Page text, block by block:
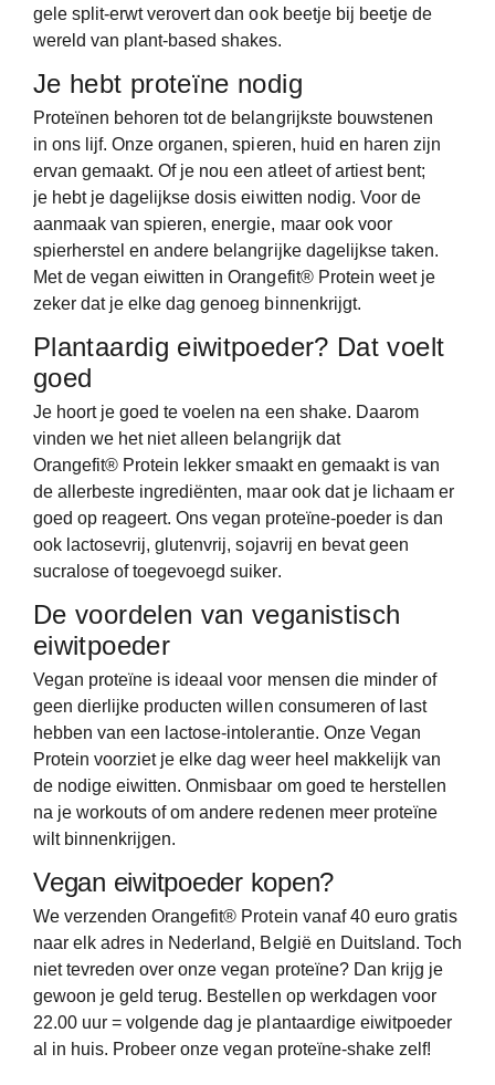
gele split-erwt verovert dan ook beetje bij beetje de
wereld van plant-based shakes.
Je hebt proteïne nodig
Proteïnen behoren tot de belangrijkste bouwstenen
in ons lijf. Onze organen, spieren, huid en haren zijn
ervan gemaakt. Of je nou een atleet of artiest bent;
je hebt je dagelijkse dosis eiwitten nodig. Voor de
aanmaak van spieren, energie, maar ook voor
spierherstel en andere belangrijke dagelijkse taken.
Met de vegan eiwitten in Orangefit® Protein weet je
zeker dat je elke dag genoeg binnenkrijgt.
Plantaardig eiwitpoeder? Dat voelt
goed
Je hoort je goed te voelen na een shake. Daarom
vinden we het niet alleen belangrijk dat
Orangefit® Protein lekker smaakt en gemaakt is van
de allerbeste ingrediënten, maar ook dat je lichaam er
goed op reageert. Ons vegan proteïne-poeder is dan
ook lactosevrij, glutenvrij, sojavrij en bevat geen
sucralose of toegevoegd suiker.
De voordelen van veganistisch
eiwitpoeder
Vegan proteïne is ideaal voor mensen die minder of
geen dierlijke producten willen consumeren of last
hebben van een lactose-intolerantie. Onze Vegan
Protein voorziet je elke dag weer heel makkelijk van
de nodige eiwitten. Onmisbaar om goed te herstellen
na je workouts of om andere redenen meer proteïne
wilt binnenkrijgen.
Vegan eiwitpoeder kopen?
We verzenden Orangefit® Protein vanaf 40 euro gratis
naar elk adres in Nederland, België en Duitsland. Toch
niet tevreden over onze vegan proteïne? Dan krijg je
gewoon je geld terug. Bestellen op werkdagen voor
22.00 uur = volgende dag je plantaardige eiwitpoeder
al in huis. Probeer onze vegan proteïne-shake zelf!